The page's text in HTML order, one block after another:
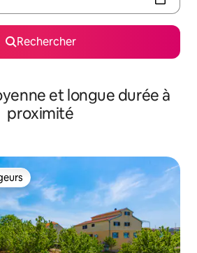
Rechercher
et longue durée à
proximité